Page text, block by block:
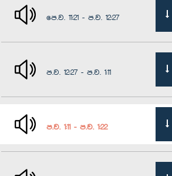
පෙ.ව. 11:21 - ප.ව. 12:27
ප.ව. 12:27 - ප.ව. 1:11
ප.ව. 1:11 - ප.ව. 1:22